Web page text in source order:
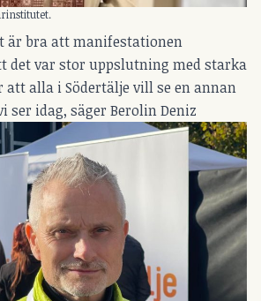
är bra att manifestationen
det var stor uppslutning med starka
att alla i Södertälje vill se en annan
ser idag, säger Berolin Deniz